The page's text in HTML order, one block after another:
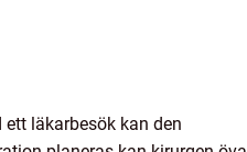
läkarbesök kan den